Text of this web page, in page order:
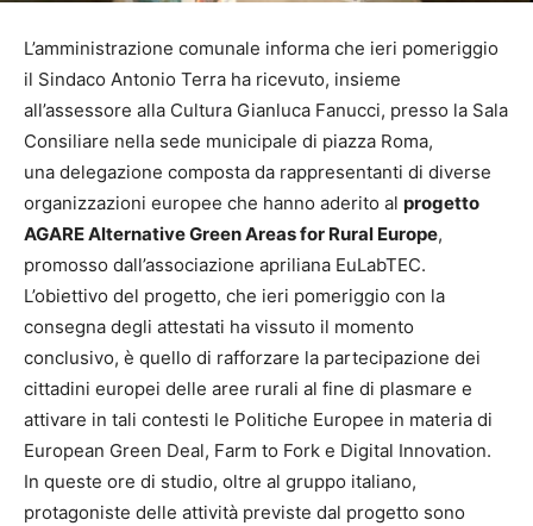
L’amministrazione comunale informa che ieri pomeriggio
il Sindaco Antonio Terra ha ricevuto, insieme
all’assessore alla Cultura Gianluca Fanucci, presso la Sala
Consiliare nella sede municipale di piazza Roma,
una delegazione composta da rappresentanti di diverse
organizzazioni europee che hanno aderito al progetto
AGARE Alternative Green Areas for Rural Europe,
promosso dall’associazione apriliana EuLabTEC.
L’obiettivo del progetto, che ieri pomeriggio con la
consegna degli attestati ha vissuto il momento
conclusivo, è quello di rafforzare la partecipazione dei
cittadini europei delle aree rurali al fine di plasmare e
attivare in tali contesti le Politiche Europee in materia di
European Green Deal, Farm to Fork e Digital Innovation.
In queste ore di studio, oltre al gruppo italiano,
protagoniste delle attività previste dal progetto sono